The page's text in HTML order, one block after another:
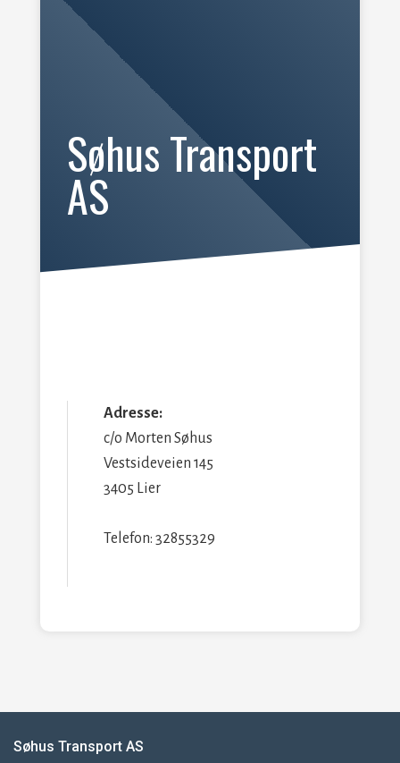
Søhus Transport
AS
Adresse:
c/o Morten Søhus
Vestsideveien 145
3405 Lier
Telefon: 32855329
Søhus Transport AS